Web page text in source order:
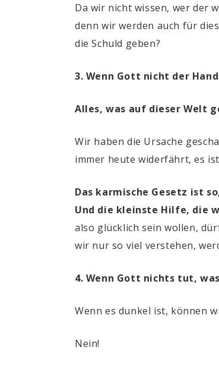
Da wir nicht wissen, wer der
denn wir werden auch für
die Schuld geben?
3. Wenn Gott nicht der
Alles, was auf dieser Welt
Wir haben die Ursache
immer heute widerfährt, es
Das karmische Gesetz ist
Und die kleinste Hilfe, die
also glücklich sein wollen,
wir nur so viel verstehen,
4. Wenn Gott nichts tut,
Wenn es dunkel ist, können
Nein!